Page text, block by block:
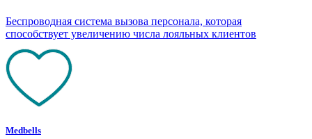
Беспроводная система вызова персонала, которая
способствует увеличению числа лояльных клиентов
Medbells